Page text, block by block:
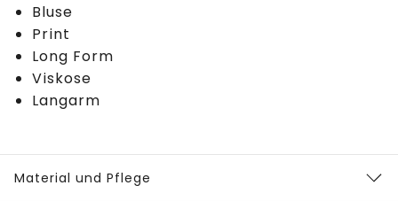
Bluse
Print
Long Form
Viskose
Langarm
Material und Pflege